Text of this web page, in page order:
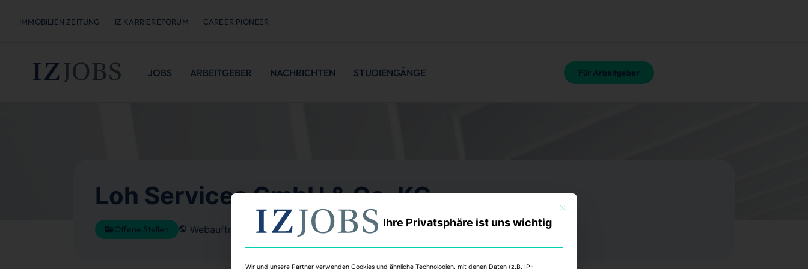
IMMOBILIEN ZEITUNG IZ KARRIEREFORUM CAREER PIONEER
JOBS ARBEITGEBER NACHRICHTEN STUDIENGÄNGE Für Arbeitgeber
Loh Services GmbH & Co. KG
Offene Stellen Webauftritt Karriereseite
Mit diesem Button wird der Dialog geschlossen. Seine Funktionalität ist identisch
Ihre Privatsphäre ist uns wichtig
Wir und unsere Partner verwenden Cookies und ähnliche Technologien, mit denen Daten (z.B. IP-